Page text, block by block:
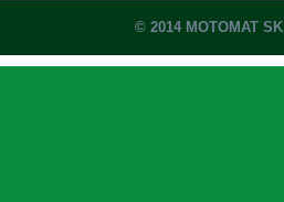
© 2014